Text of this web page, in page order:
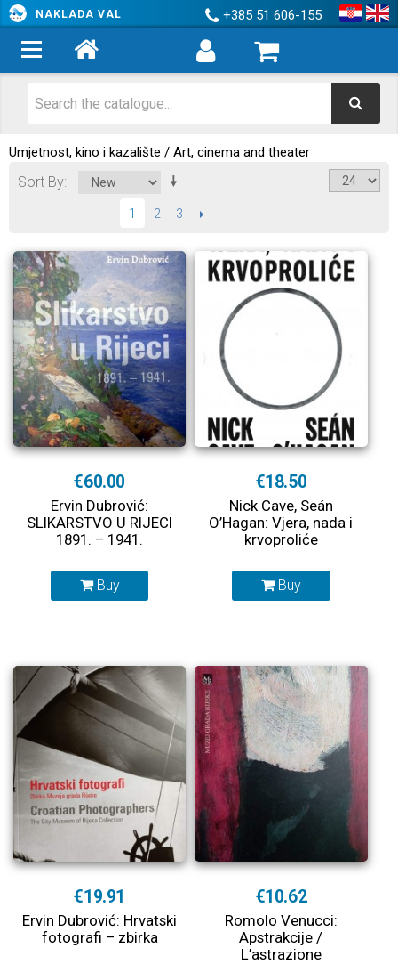
NAKLADA VAL +385 51 606-155
Umjetnost, kino i kazalište / Art, cinema and theater
Sort By
1 2 3 NEXT
€60.00
Ervin Dubrović:
SLIKARSTVO U RIJECI
1891. – 1941.
Buy
€18.50
Nick Cave, Seán
O’Hagan: Vjera, nada i
krvoproliće
Buy
€19.91
Ervin Dubrović: Hrvatski
fotografi – zbirka
€10.62
Romolo Venucci:
Apstrakcije /
L’astrazione